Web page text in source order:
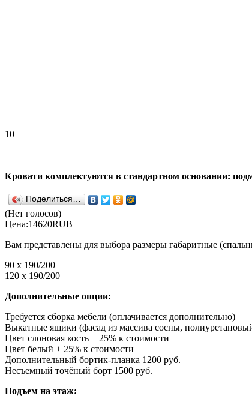
10
Кровати комплектуются в стандартном основании:
Поделиться…
(Нет голосов)
Цена:14620RUB
Вам представлены для выбора размеры габаритные
90 x 190/200
120 x 190/200
Дополнительные опции:
Требуется сборка мебели (оплачивается дополнительно)
Выкатные ящики (фасад из массива сосны,
Цвет слоновая кость + 25% к стоимости
Цвет белый + 25% к стоимости
Дополнительный бортик-планка 1200 руб.
Несъемный точёный борт 1500 руб.
Подъем на этаж: